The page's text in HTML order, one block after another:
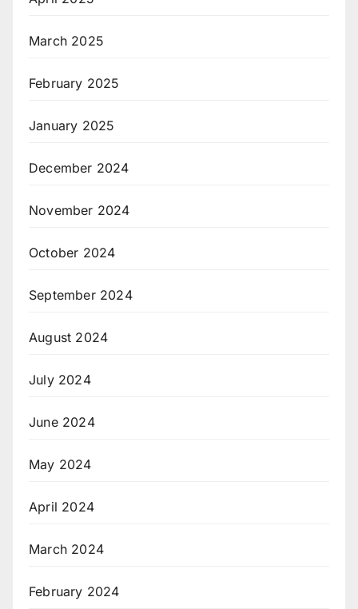
March 2025
February 2025
January 2025
December 2024
November 2024
October 2024
September 2024
August 2024
July 2024
June 2024
May 2024
April 2024
March 2024
February 2024